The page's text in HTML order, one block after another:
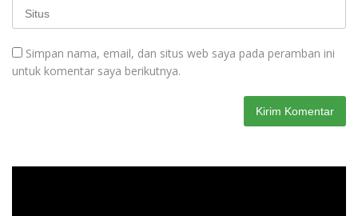
Simpan nama, email, dan situs web saya pada peramban ini
untuk komentar saya berikutnya.